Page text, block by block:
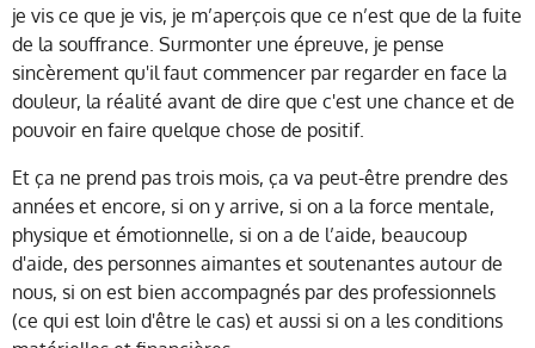
je vis ce que je vis, je m’aperçois que ce n’est que de la fuite
de la souffrance. Surmonter une épreuve, je pense
sincèrement qu'il faut commencer par regarder en face la
douleur, la réalité avant de dire que c'est une chance et de
pouvoir en faire quelque chose de positif.
Et ça ne prend pas trois mois, ça va peut-être prendre des
années et encore, si on y arrive, si on a la force mentale,
physique et émotionnelle, si on a de l’aide, beaucoup
d'aide, des personnes aimantes et soutenantes autour de
nous, si on est bien accompagnés par des professionnels
(ce qui est loin d'être le cas) et aussi si on a les conditions